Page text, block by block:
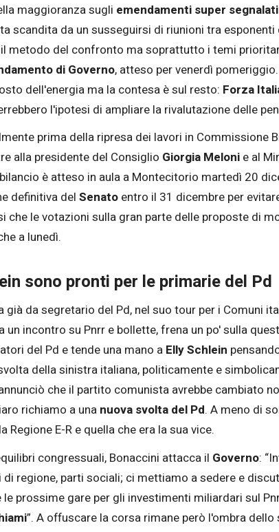
maggioranza sugli emendamenti super segnalati
scandita da un susseguirsi di riunioni tra
metodo del confronto ma soprattutto i temi
di Governo, atteso per venerdì
dell'energia ma la contesa è sul resto: Forza
l'ipotesi di ampliare la rivalutazione delle
prima della ripresa dei lavori in Commissione
alla presidente del Consiglio Giorgia Meloni e al
è atteso in aula a Montecitorio martedì 20
definitiva delSenato entro il 31 dicembre per
che le votazioni sulla gran parte delle proposte di
a lunedì.
sono pronti per le primarie del Pd
già da segretario del Pd, nel suo tour per i Comuni
a un incontro su Pnrr e bollette, frena un po' sulla
del Pd e tende una mano a Elly Schlein
della sinistra italiana, politicamente e
che il partito comunista avrebbe cambiato
richiamo a una nuova svolta del Pd. A meno di
E-R e quella che era la sua vice.
congressuali, Bonaccini attacca il Governo:
di regione, parti sociali; ci mettiamo a sedere e
prossime gare per gli investimenti miliardari sul
”. A offuscare la corsa rimane però l'ombra